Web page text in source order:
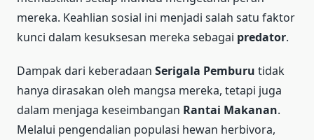
mereka. Keahlian sosial ini menjadi salah satu faktor
kunci dalam kesuksesan mereka sebagai predator.
Dampak dari keberadaan Serigala Pemburu tidak
hanya dirasakan oleh mangsa mereka, tetapi juga
dalam menjaga keseimbangan Rantai Makanan.
Melalui pengendalian populasi hewan herbivora,